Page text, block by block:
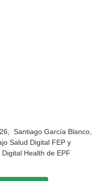
Santiago García Blanco,
Salud Digital FEP y
Health de EPF